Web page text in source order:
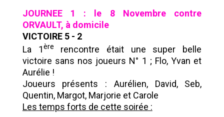
JOURNEE 1 : le 8 Novembre contre
ORVAULT, à domicile
VICTOIRE 5 - 2
La 1ère
rencontre était une super belle
victoire sans nos joueurs N° 1 ; Flo, Yvan et
Aurélie !
Joueurs présents : Aurélien, David, Seb,
Quentin, Margot, Marjorie et Carole
Les temps forts de cette soirée :